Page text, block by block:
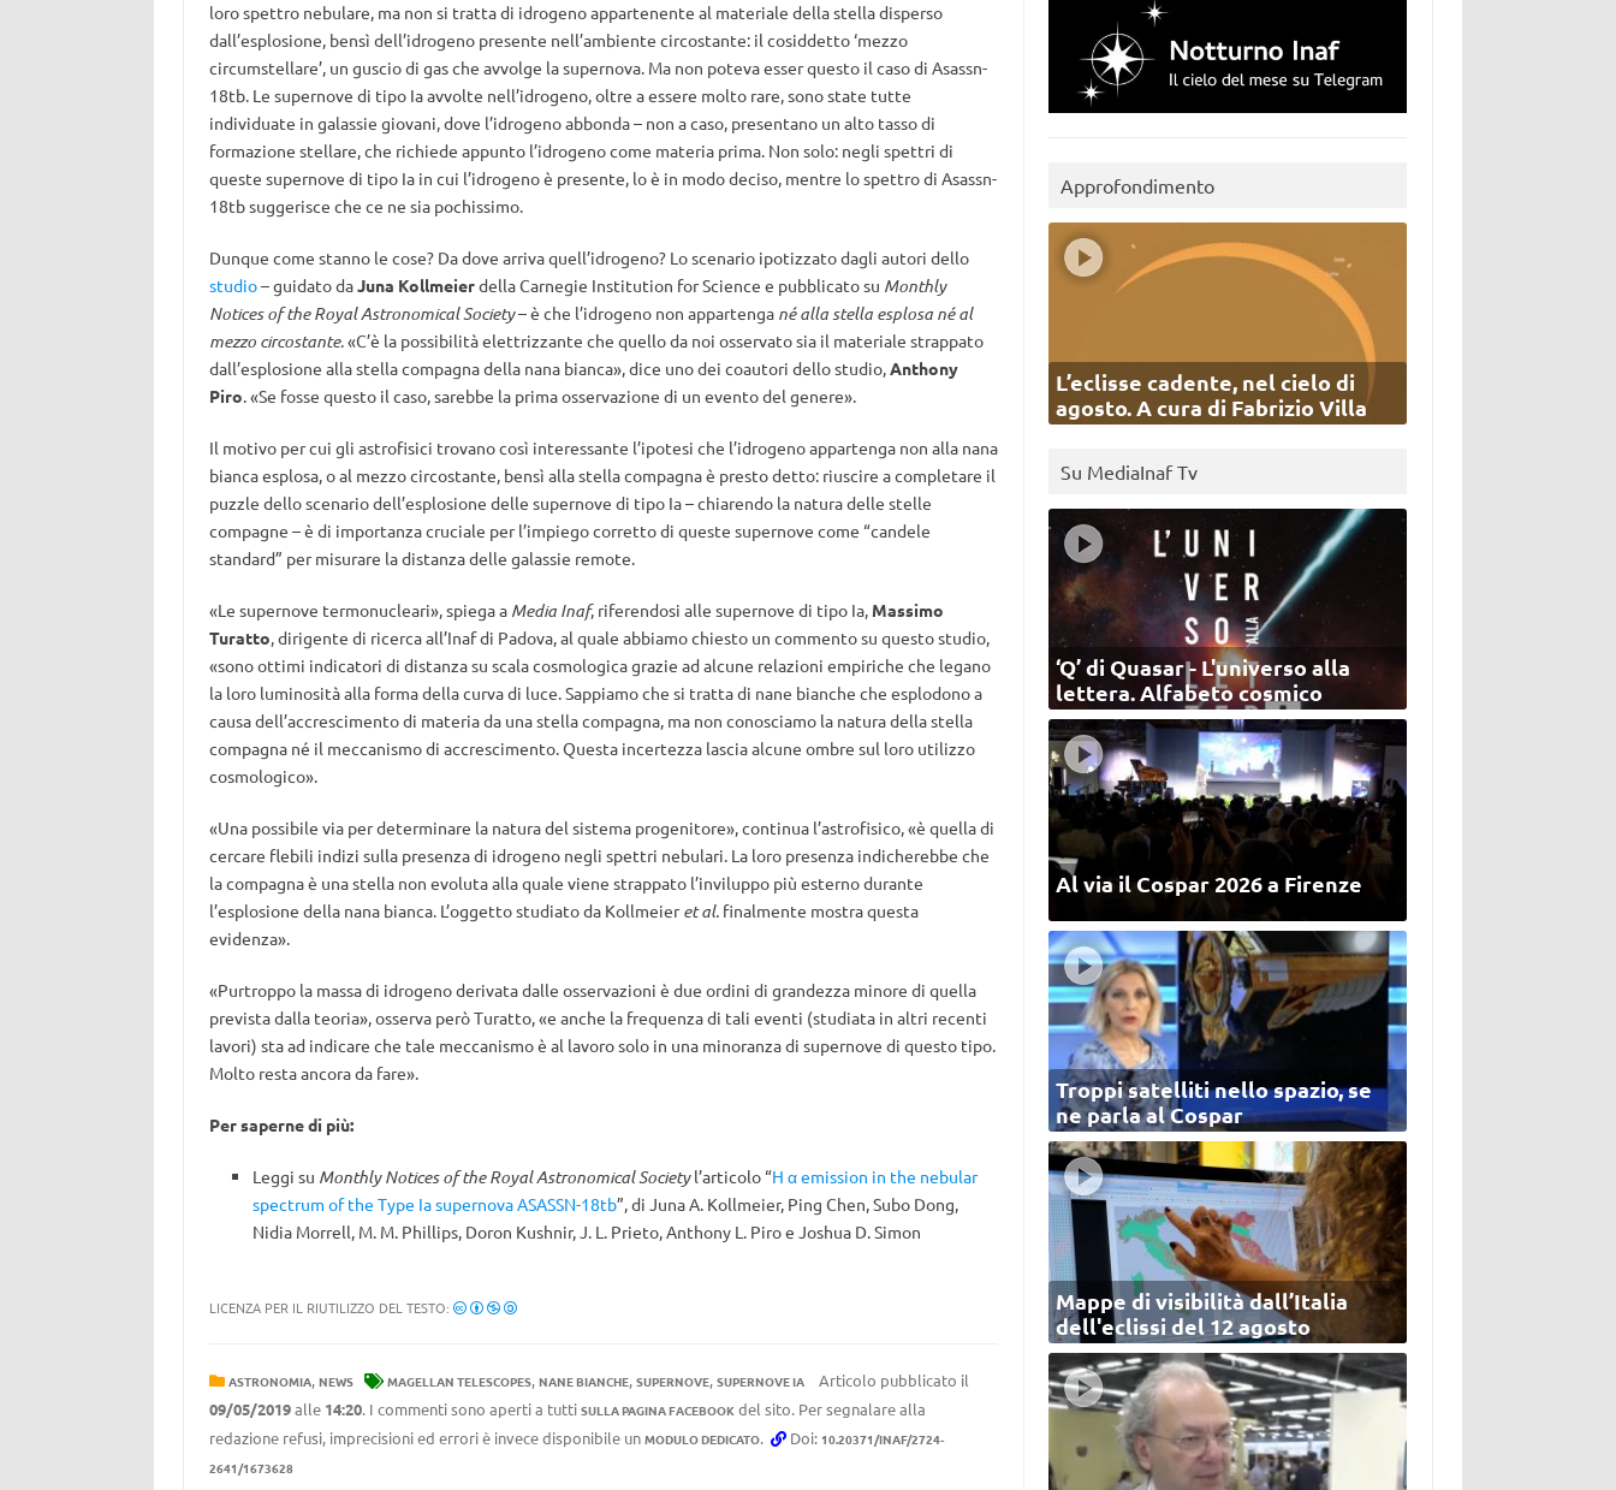
loro spettro nebulare, ma non si tratta di idrogeno appartenente al materiale della stella disperso
dall’esplosione, bensì dell’idrogeno presente nell’ambiente circostante: il cosiddetto ‘mezzo
circumstellare’, un guscio di gas che avvolge la supernova. Ma non poteva esser questo il caso di Asassn-
18tb. Le supernove di tipo Ia avvolte nell’idrogeno, oltre a essere molto rare, sono state tutte
individuate in galassie giovani, dove l’idrogeno abbonda – non a caso, presentano un alto tasso di
formazione stellare, che richiede appunto l’idrogeno come materia prima. Non solo: negli spettri di
queste supernove di tipo Ia in cui l’idrogeno è presente, lo è in modo deciso, mentre lo spettro di Asassn-
18tb suggerisce che ce ne sia pochissimo.
Dunque come stanno le cose? Da dove arriva quell’idrogeno? Lo scenario ipotizzato dagli autori dello
studio– guidato daJuna Kollmeierdella Carnegie Institution for Science e pubblicato su Monthly
Notices of the Royal Astronomical Society– è che l’idrogeno non appartenga né alla stella esplosa né al
mezzo circostante. «C’è la possibilità elettrizzante che quello da noi osservato sia il materiale strappato
dall’esplosione alla stella compagna della nana bianca», dice uno dei coautori dello studio,Anthony
Piro. «Se fosse questo il caso, sarebbe la prima osservazione di un evento del genere».
Il motivo per cui gli astrofisici trovano così interessante l’ipotesi che l’idrogeno appartenga non alla nana
bianca esplosa, o al mezzo circostante, bensì alla stella compagna è presto detto: riuscire a completare il
puzzle dello scenario dell’esplosione delle supernove di tipo Ia – chiarendo la natura delle stelle
compagne – è di importanza cruciale per l’impiego corretto di queste supernove come “candele
standard” per misurare la distanza delle galassie remote.
«Le supernove termonucleari», spiega a Media Inaf, riferendosi alle supernove di tipo Ia, Massimo
Turatto, dirigente di ricerca all’Inaf di Padova, al quale abbiamo chiesto un commento su questo studio,
«sono ottimi indicatori di distanza su scala cosmologica grazie ad alcune relazioni empiriche che legano
la loro luminosità alla forma della curva di luce. Sappiamo che si tratta di nane bianche che esplodono a
causa dell’accrescimento di materia da una stella compagna, ma non conosciamo la natura della stella
compagna né il meccanismo di accrescimento. Questa incertezza lascia alcune ombre sul loro utilizzo
cosmologico».
«Una possibile via per determinare la natura del sistema progenitore», continua l’astrofisico, «è quella di
cercare flebili indizi sulla presenza di idrogeno negli spettri nebulari. La loro presenza indicherebbe che
la compagna è una stella non evoluta alla quale viene strappato l’inviluppo più esterno durante
l’esplosione della nana bianca. L’oggetto studiato da Kollmeieret al.finalmente mostra questa
evidenza».
«Purtroppo la massa di idrogeno derivata dalle osservazioni è due ordini di grandezza minore di quella
prevista dalla teoria», osserva però Turatto, «e anche la frequenza di tali eventi (studiata in altri recenti
lavori) sta ad indicare che tale meccanismo è al lavoro solo in una minoranza di supernove di questo tipo.
Molto resta ancora da fare».
Per saperne di più:
Leggi su Monthly Notices of the Royal Astronomical Societyl’articolo “H α emission in the nebular
spectrum of the Type Ia supernova ASASSN-18tb”, di Juna A. Kollmeier, Ping Chen, Subo Dong,
Nidia Morrell, M. M. Phillips, Doron Kushnir, J. L. Prieto, Anthony L. Piro e Joshua D. Simon
LICENZA PER IL RIUTILIZZO DEL TESTO:
ASTRONOMIA, NEWS MAGELLAN TELESCOPES, NANE BIANCHE, SUPERNOVE, SUPERNOVE IA
Articolo pubblicato il
09/05/2019alle 14:20. I commenti sono aperti a tutti SULLA PAGINA FACEBOOKdel sito. Per segnalare alla
redazione refusi, imprecisioni ed errori è invece disponibile un MODULO DEDICATO. Doi: 10.20371/INAF/2724-
2641/1673628
Approfondimento
L’eclisse cadente, nel cielo di
agosto. A cura di Fabrizio Villa
Su MediaInaf Tv
‘Q’ di Quasar - L'universo alla
lettera. Alfabeto cosmico
Al via il Cospar 2026 a Firenze
Troppi satelliti nello spazio, se
ne parla al Cospar
Mappe di visibilità dall’Italia
dell'eclissi del 12 agosto